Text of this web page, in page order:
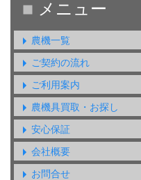
農機一覧
ご契約の流れ
ご利用案内
農機具買取・お探し
安心保証
会社概要
お問合せ